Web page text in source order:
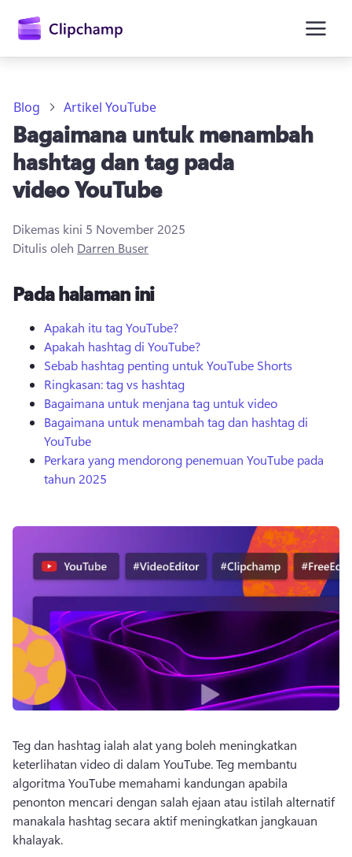
utama
Daftar masuk
Blog Artikel YouTube
Bagaimana untuk menambah
hashtag dan tag pada
video YouTube
Dikemas kini 5 November 2025
Ditulis oleh Darren Buser
Pada halaman ini
Apakah itu tag YouTube?
Apakah hashtag di YouTube?
Sebab hashtag penting untuk YouTube Shorts
Ringkasan: tag vs hashtag
Bagaimana untuk menjana tag untuk video
Bagaimana untuk menambah tag dan hashtag di
YouTube
Perkara yang mendorong penemuan YouTube pada
tahun 2025
Teg dan hashtag ialah alat yang boleh meningkatkan
keterlihatan video di dalam YouTube. Teg membantu
algoritma YouTube memahami kandungan apabila
penonton mencari dengan salah ejaan atau istilah alternatif
manakala hashtag secara aktif meningkatkan jangkauan
khalayak.